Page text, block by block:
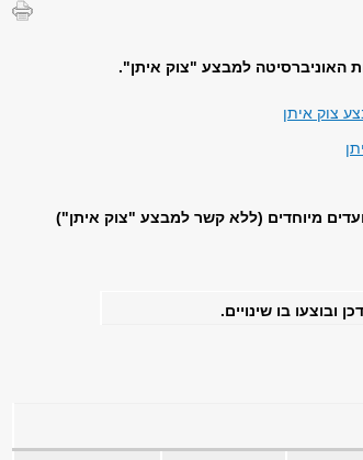
האוניברסיטה למבצע "צוק איתן".
צוק איתן
מיוחדים (ללא קשר למבצע "צוק איתן")
ובוצעו בו שינויים.